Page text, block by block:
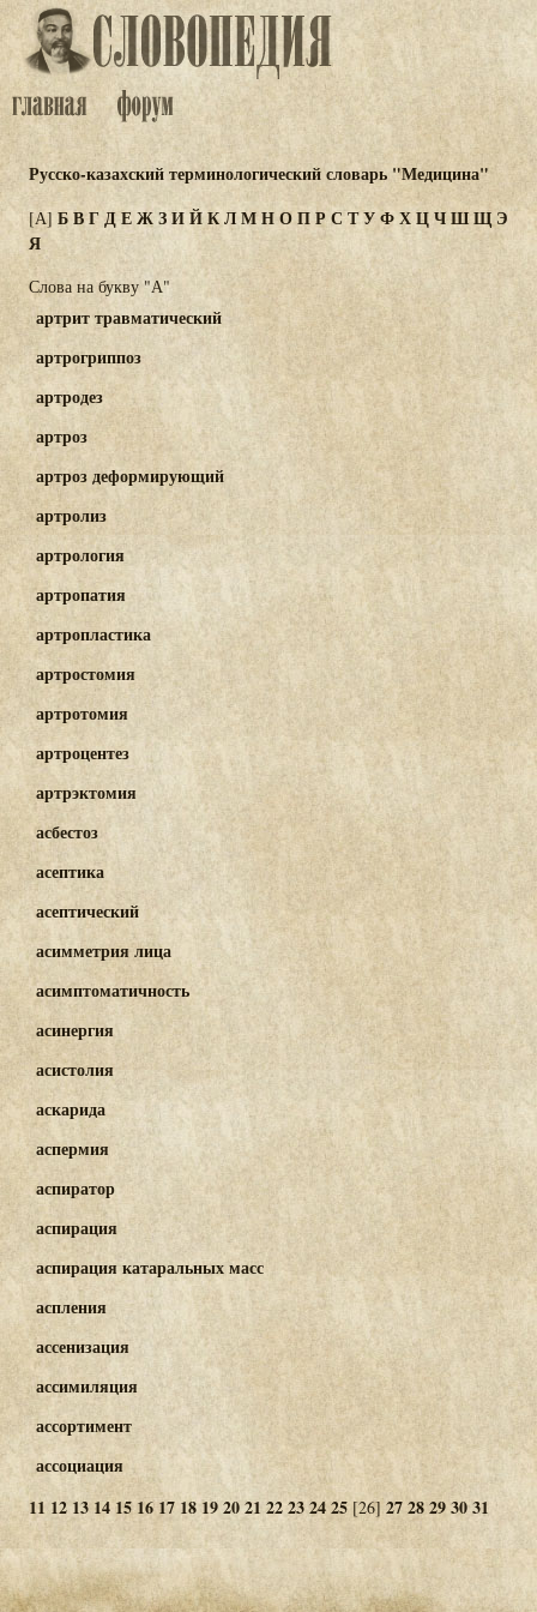
Русско-казахский терминологический словарь "Медицина"
[А] БВГДЕЖЗИЙКЛМНОПРСТУФХЦЧШЩ Э
Я
Слова на букву "А"
артрит травматический
артрогриппоз
артродез
артроз
артроз деформирующий
артролиз
артрология
артропатия
артропластика
артростомия
артротомия
артроцентез
артрэктомия
асбестоз
асептика
асептический
асимметрия лица
асимптоматичность
асинергия
асистолия
аскарида
аспермия
аспиратор
аспирация
аспирация катаральных масс
аспления
ассенизация
ассимиляция
ассортимент
ассоциация
11 1213 14 15 16 17 1819202122232425 [26] 2728293031